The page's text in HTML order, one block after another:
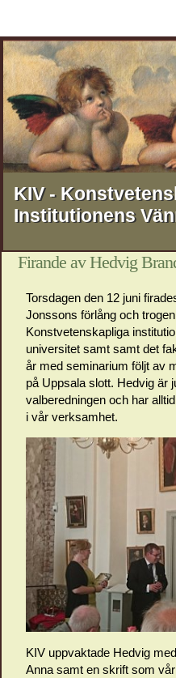
AKTUELLT
FÖREDRAG
RESOR
STIPENDIER
MEDLEMSSKAP
KONTAKT
OM KIV
KIV -
Institutionens
Firande av Hedvig
Torsdagen den 12 juni
Jonssons förlång och
Konstvetenskapliga
universitet samt samt det
år med seminarium följt av
på Uppsala slott. Hedvig är
valberedningen och har
i vår verksamhet.
KIV uppvaktade Hedvig
Anna samt en skrift som